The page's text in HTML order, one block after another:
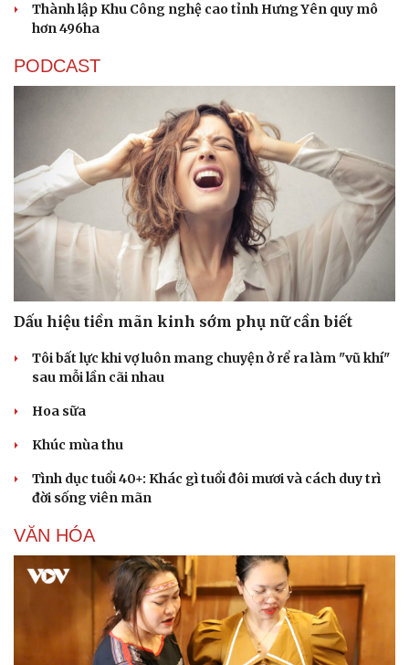
Sân khấu - Điện ảnh
Giải trí
Nghệ sĩ
Thời trang
Sao Việt
Thành lập Khu Công nghệ cao tỉnh Hưng Yên quy mô
hơn 496ha
PODCAST
Dấu hiệu tiền mãn kinh sớm phụ nữ cần biết
Tôi bất lực khi vợ luôn mang chuyện ở rể ra làm "vũ khí"
sau mỗi lần cãi nhau
Hoa sữa
Khúc mùa thu
Tình dục tuổi 40+: Khác gì tuổi đôi mươi và cách duy trì
đời sống viên mãn
VĂN HÓA